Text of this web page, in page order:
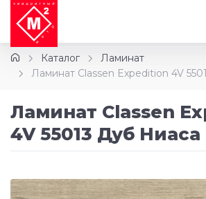
Каталог
Ламинат
Ламинат Classen Expedition 4V
Ламинат Classen
4V 55013 Дуб Ниаса